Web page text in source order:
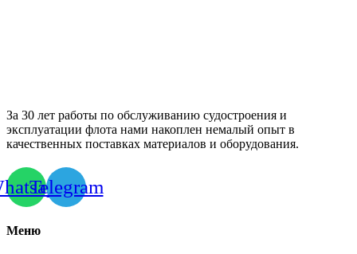
За 30 лет работы по обслуживанию судостроения и
эксплуатации флота нами накоплен немалый опыт в
качественных поставках материалов и оборудования.
Telegram
Меню